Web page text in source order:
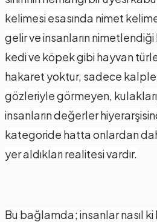
kelimesi esasında nimet
gelir ve insanların
kedi ve köpek gibi hayvan
hakaret yoktur, sadece
gözleriyle görmeyen,
insanların değerler
kategoride hatta onlardan
yer aldıkları realitesi vardır.
Bu bağlamda; insanlar nasıl